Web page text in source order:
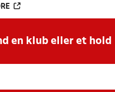
en klub eller et hold